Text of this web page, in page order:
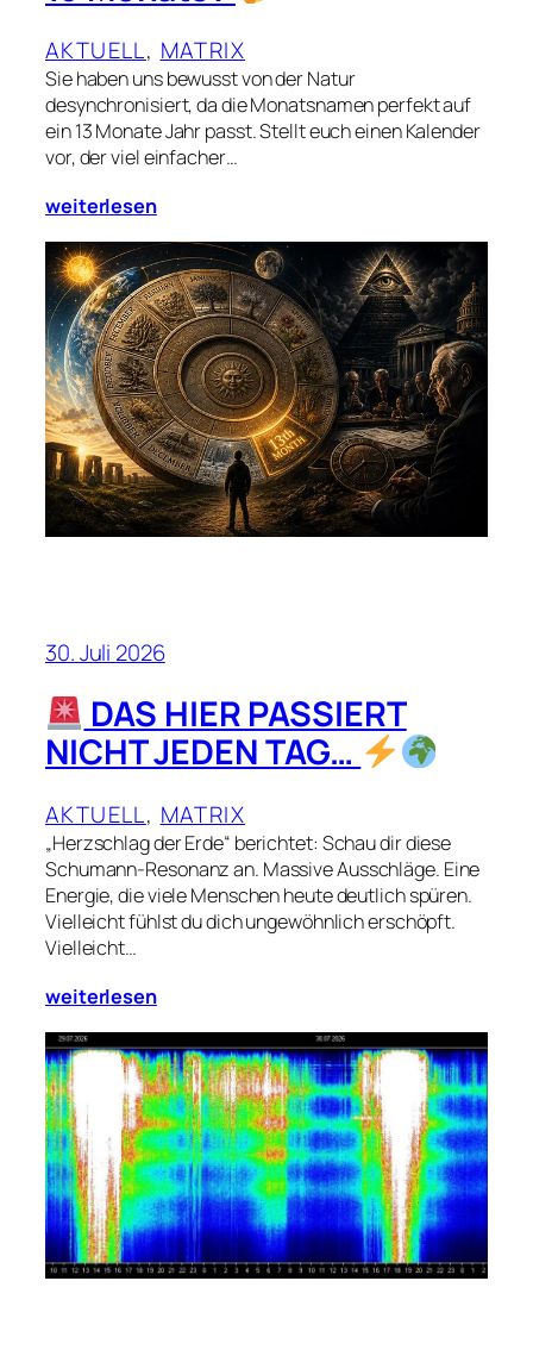
AKTUELL, MATRIX
Sie haben uns bewusst von der Natur
desynchronisiert, da die Monatsnamen perfekt auf
ein 13 Monate Jahr passt. Stellt euch einen Kalender
vor, der viel einfacher…
weiterlesen
30. Juli 2026
DAS HIER PASSIERT
NICHT JEDEN TAG…
AKTUELL, MATRIX
„Herzschlag der Erde“ berichtet: Schau dir diese
Schumann-Resonanz an. Massive Ausschläge. Eine
Energie, die viele Menschen heute deutlich spüren.
Vielleicht fühlst du dich ungewöhnlich erschöpft.
Vielleicht…
weiterlesen